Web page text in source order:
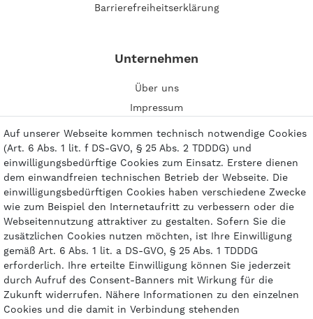
Barrierefreiheitserklärung
Unternehmen
Über uns
Impressum
Kontakt
Zahlungsarten
Auf unserer Webseite kommen technisch notwendige Cookies
(Art. 6 Abs. 1 lit. f DS-GVO, § 25 Abs. 2 TDDDG) und
einwilligungsbedürftige Cookies zum Einsatz. Erstere dienen
dem einwandfreien technischen Betrieb der Webseite. Die
einwilligungsbedürftigen Cookies haben verschiedene Zwecke
wie zum Beispiel den Internetaufritt zu verbessern oder die
Webseitennutzung attraktiver zu gestalten. Sofern Sie die
zusätzlichen Cookies nutzen möchten, ist Ihre Einwilligung
gemäß Art. 6 Abs. 1 lit. a DS-GVO, § 25 Abs. 1 TDDDG
erforderlich. Ihre erteilte Einwilligung können Sie jederzeit
durch Aufruf des Consent-Banners mit Wirkung für die
Zukunft widerrufen. Nähere Informationen zu den einzelnen
Cookies und die damit in Verbindung stehenden